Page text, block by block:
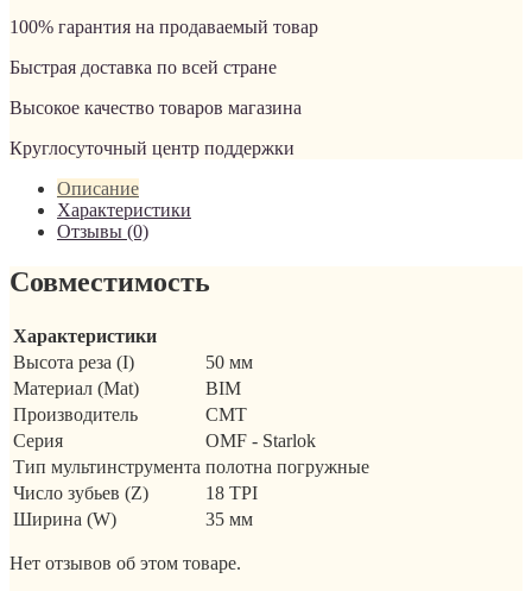
100% гарантия на продаваемый товар
Быстрая доставка по всей стране
Высокое качество товаров магазина
Круглосуточный центр поддержки
Описание
Характеристики
Отзывы (0)
Совместимость
Характеристики
Высота реза (I)
50 мм
Материал (Mat)
BIM
Производитель
CMT
Серия
OMF - Starlok
Тип мультинструмента полотна погружные
Число зубьев (Z)
18 TPI
Ширина (W)
35 мм
Нет отзывов об этом товаре.